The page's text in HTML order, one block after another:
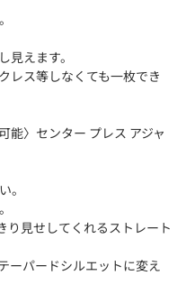
見えます。
レス等しなくても一枚でき
能〉センター プレス アジャ
。
り見せしてくれるストレート
ーパードシルエットに変え